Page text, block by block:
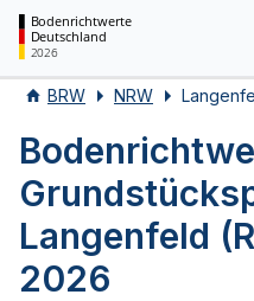
Bodenrichtwerte
Deutschland
2026
BRW NRW
Langenfeld
2026